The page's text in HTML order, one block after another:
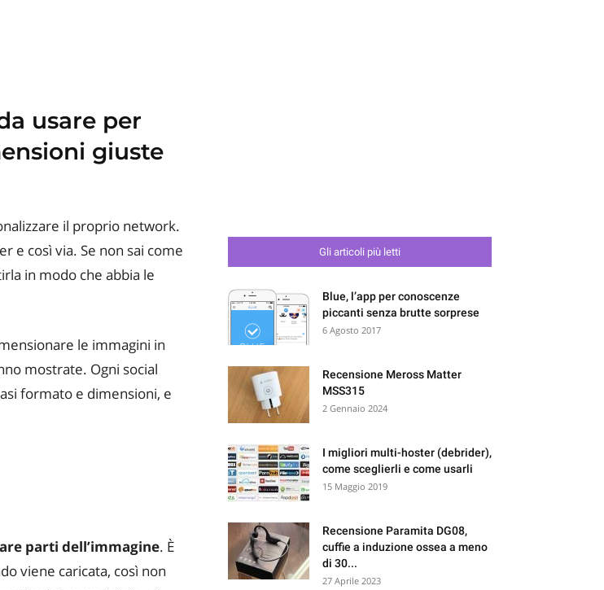
usare per
giuste
il proprio network.
e così via. Se non sai come
in modo che abbia le
le immagini in
mostrate. Ogni social
formato e dimensioni, e
parti dell’immagine. È
viene caricata, così non
Gli articoli più letti
Blue, l’app per conoscenze
piccanti senza brutte sorprese
6 Agosto 2017
Recensione Meross Matter
MSS315
2 Gennaio 2024
I migliori multi-hoster (debrider),
come sceglierli e come usarli
15 Maggio 2019
Recensione Paramita DG08,
cuffie a induzione ossea a meno
di 30...
27 Aprile 2023